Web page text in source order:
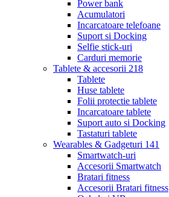
Power bank
Acumulatori
Incarcatoare telefoane
Suport si Docking
Selfie stick-uri
Carduri memorie
Tablete & accesorii 218
Tablete
Huse tablete
Folii protectie tablete
Incarcatoare tablete
Suport auto si Docking
Tastaturi tablete
Wearables & Gadgeturi 141
Smartwatch-uri
Accesorii Smartwatch
Bratari fitness
Accesorii Bratari fitness